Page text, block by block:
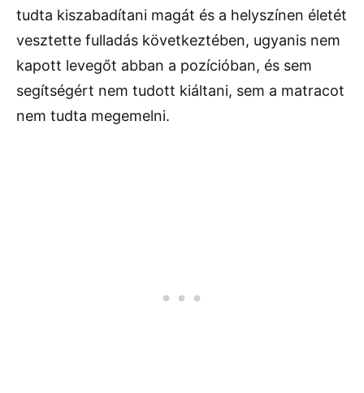
tudta kiszabadítani magát és a helyszínen életét
vesztette fulladás következtében, ugyanis nem
kapott levegőt abban a pozícióban, és sem
segítségért nem tudott kiáltani, sem a matracot
nem tudta megemelni.